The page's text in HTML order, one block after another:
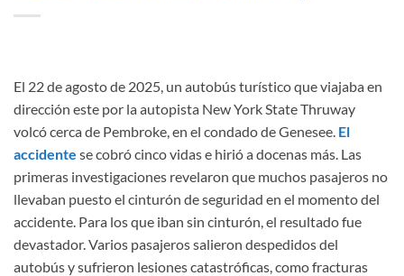
El 22 de agosto de 2025, un autobús turístico que viajaba en
dirección este por la autopista New York State Thruway
volcó cerca de Pembroke, en el condado de Genesee. El
accidente se cobró cinco vidas e hirió a docenas más. Las
primeras investigaciones revelaron que muchos pasajeros no
llevaban puesto el cinturón de seguridad en el momento del
accidente. Para los que iban sin cinturón, el resultado fue
devastador. Varios pasajeros salieron despedidos del
autobús y sufrieron lesiones catastróficas, como fracturas